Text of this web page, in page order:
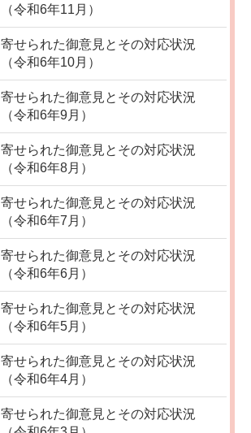
（令和6年11月）
寄せられた御意見とその対応状況
（令和6年10月）
寄せられた御意見とその対応状況
（令和6年9月）
寄せられた御意見とその対応状況
（令和6年8月）
寄せられた御意見とその対応状況
（令和6年7月）
寄せられた御意見とその対応状況
（令和6年6月）
寄せられた御意見とその対応状況
（令和6年5月）
寄せられた御意見とその対応状況
（令和6年4月）
寄せられた御意見とその対応状況